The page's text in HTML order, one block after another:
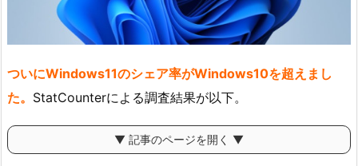
ついにWindows11のシェア率がWindows10を超えまし
た。 StatCounterによる調査結果が以下。
▼ 記事のページを開く ▼